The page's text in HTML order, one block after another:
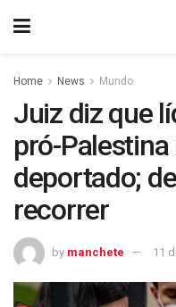
Home News Mundo
Juiz diz que
pró-Palestina
deportado;
recorrer
by manchete 11